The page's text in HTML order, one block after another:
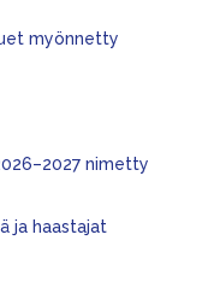
myönnetty
nimetty
ja haastajat